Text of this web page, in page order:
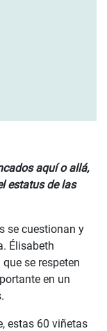
aquí o allá,
estatus de las
se cuestionan y
Élisabeth
se respeten
en un
estas 60 viñetas